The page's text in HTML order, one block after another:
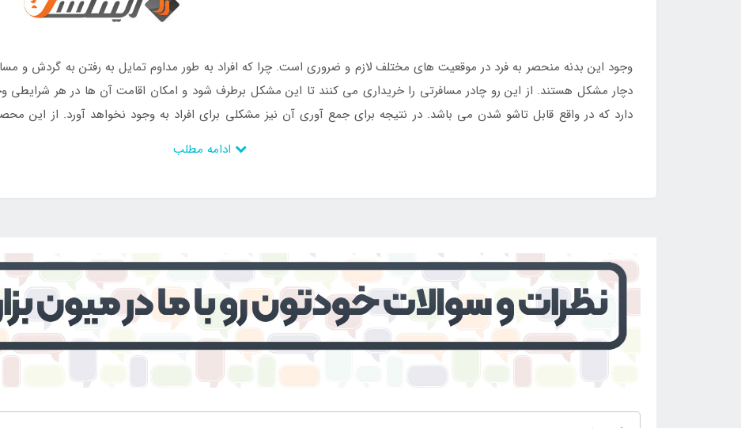
وجود این بدنه منحصر به فرد در موقعیت های مختلف لازم و ضروری است. چرا که افراد به طور مداوم تمایل به رفتن به گردش و
دچار مشکل هستند. از این رو چادر مسافرتی را خریداری می کنند تا این مشکل برطرف شود و امکان اقامت آن ها در هر شرایطی
دارد که در واقع قابل تاشو شدن می باشد. در نتیجه برای جمع آوری آن نیز مشکلی برای افراد به وجود نخواهد آورد. از این